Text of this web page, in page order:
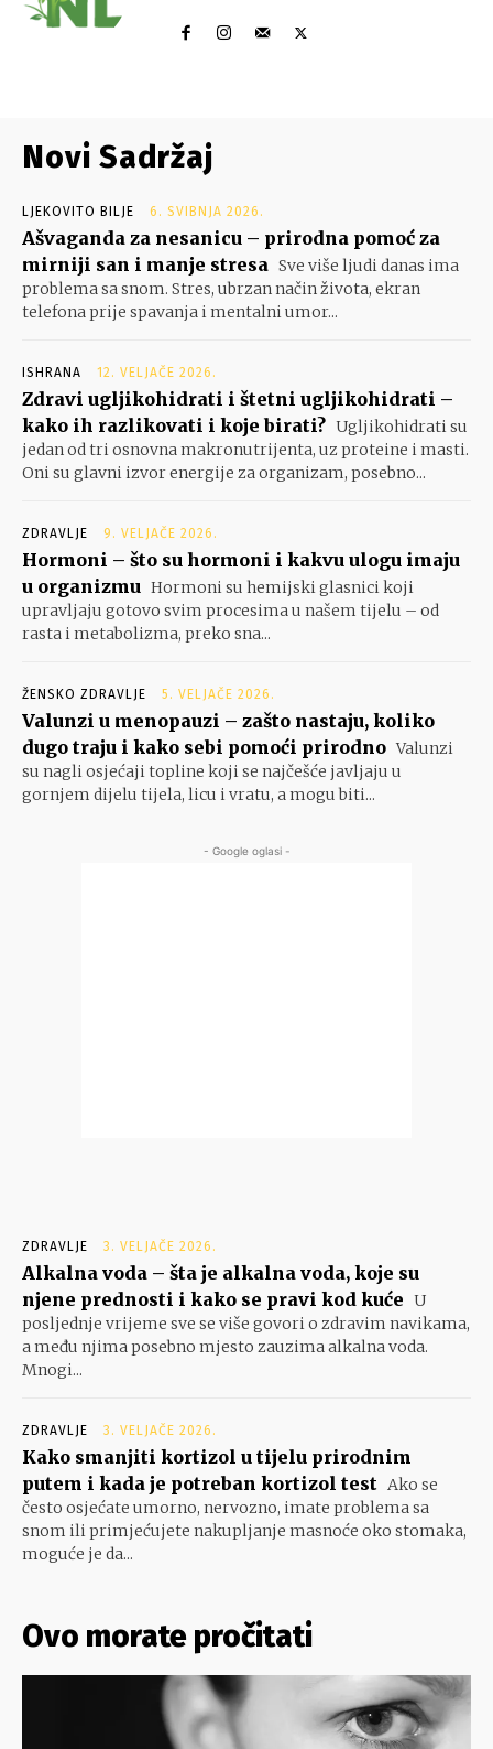
Novi Sadržaj
LJEKOVITO BILJE 6. SVIBNJA 2026.
Ašvaganda za nesanicu – prirodna pomoć za
mirniji san i manje stresa Sve više ljudi danas ima
problema sa snom. Stres, ubrzan način života, ekran
telefona prije spavanja i mentalni umor...
ISHRANA 12. VELJAČE 2026.
Zdravi ugljikohidrati i štetni ugljikohidrati –
kako ih razlikovati i koje birati? Ugljikohidrati su
jedan od tri osnovna makronutrijenta, uz proteine i masti.
Oni su glavni izvor energije za organizam, posebno...
ZDRAVLJE 9. VELJAČE 2026.
Hormoni – što su hormoni i kakvu ulogu imaju
u organizmu Hormoni su hemijski glasnici koji
upravljaju gotovo svim procesima u našem tijelu – od
rasta i metabolizma, preko sna...
ŽENSKO ZDRAVLJE 5. VELJAČE 2026.
Valunzi u menopauzi – zašto nastaju, koliko
dugo traju i kako sebi pomoći prirodno Valunzi
su nagli osjećaji topline koji se najčešće javljaju u
gornjem dijelu tijela, licu i vratu, a mogu biti...
- Google oglasi -
ZDRAVLJE 3. VELJAČE 2026.
Alkalna voda – šta je alkalna voda, koje su
njene prednosti i kako se pravi kod kuće U
posljednje vrijeme sve se više govori o zdravim navikama,
a među njima posebno mjesto zauzima alkalna voda.
Mnogi...
ZDRAVLJE 3. VELJAČE 2026.
Kako smanjiti kortizol u tijelu prirodnim
putem i kada je potreban kortizol test Ako se
često osjećate umorno, nervozno, imate problema sa
snom ili primjećujete nakupljanje masnoće oko stomaka,
moguće je da...
Ovo morate pročitati